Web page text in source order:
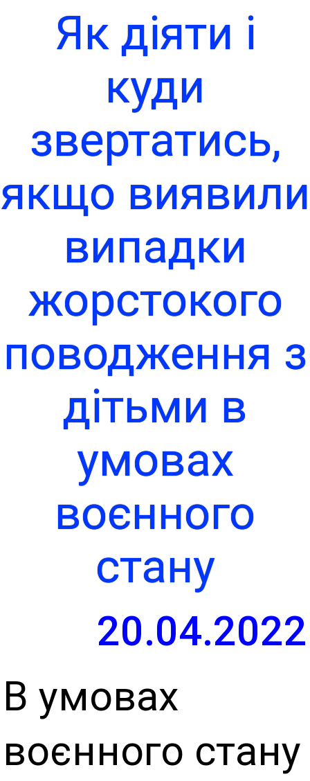
Як діяти і
куди
звертатись,
якщо виявили
випадки
жорстокого
поводження з
дітьми в
умовах
воєнного
стану
20.04.2022
В умовах
воєнного стану